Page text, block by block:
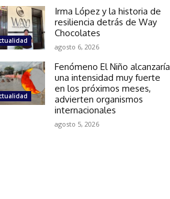
Irma López y la historia de
resiliencia detrás de Way
Chocolates
agosto 6, 2026
Fenómeno El Niño alcanzaría
una intensidad muy fuerte
en los próximos meses,
advierten organismos
internacionales
agosto 5, 2026